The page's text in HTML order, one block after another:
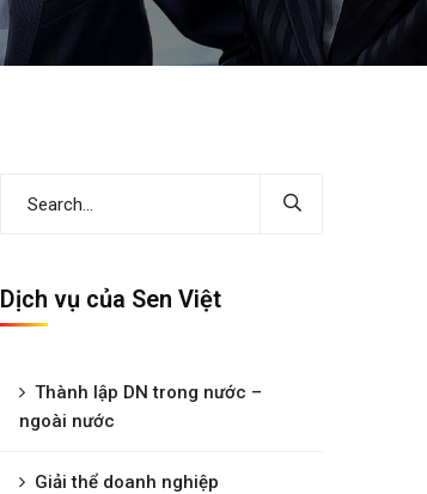
Dịch vụ của Sen Việt
Thành lập DN trong nước –
ngoài nước
Giải thể doanh nghiệp